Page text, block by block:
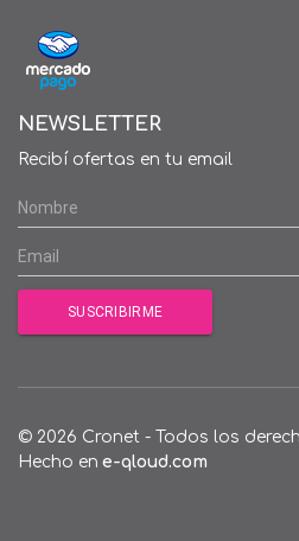
NEWSLETTER
Recibí ofertas en tu email
© 2026 Cronet - Todos los
Hecho en e-qloud.com